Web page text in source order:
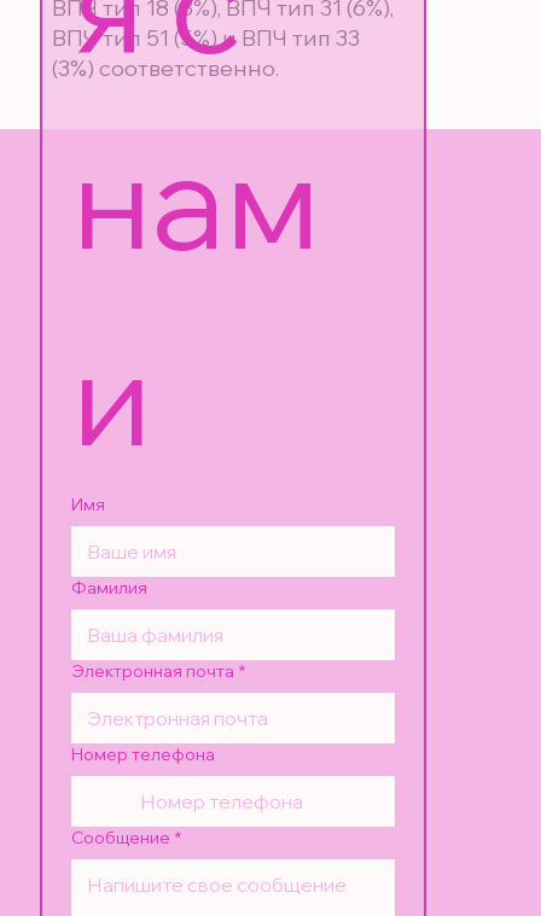
ВПЧ тип 18 (8%), ВПЧ тип 31 (6%),
ВПЧ тип 51 (5%) и ВПЧ тип 33
(3%) соответственно.
нам
и
Имя
Фамилия
Электронная почта *
Номер телефона
Сообщение *